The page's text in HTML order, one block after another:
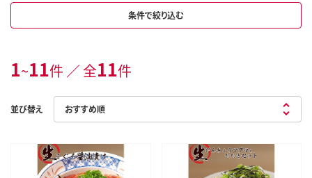
条件で絞り込む
1~11件 ／ 全11件
並び替え